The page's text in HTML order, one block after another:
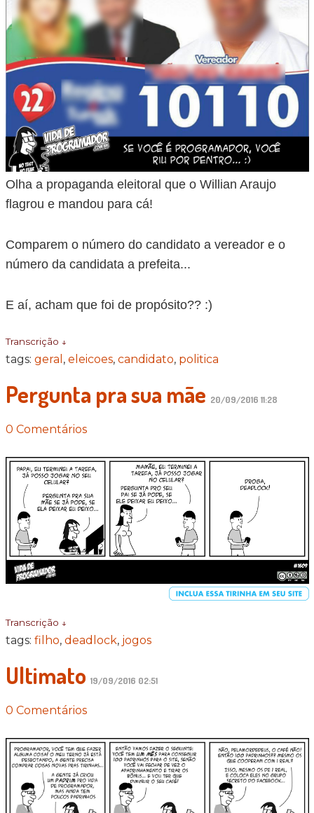
Olha a propaganda eleitoral que o Willian Araujo
flagrou e mandou para cá!
Comparem o número do candidato a vereador e o
número da candidata a prefeita...
E aí, acham que foi de propósito?? :)
Transcrição ↓
tags: geral , eleicoes, candidato, politica
Pergunta pra sua mãe 20/09/2016 11:28
0 Comentários
Transcrição ↓
tags: filho, deadlock, jogos
Ultimato 19/09/2016 02:51
0 Comentários